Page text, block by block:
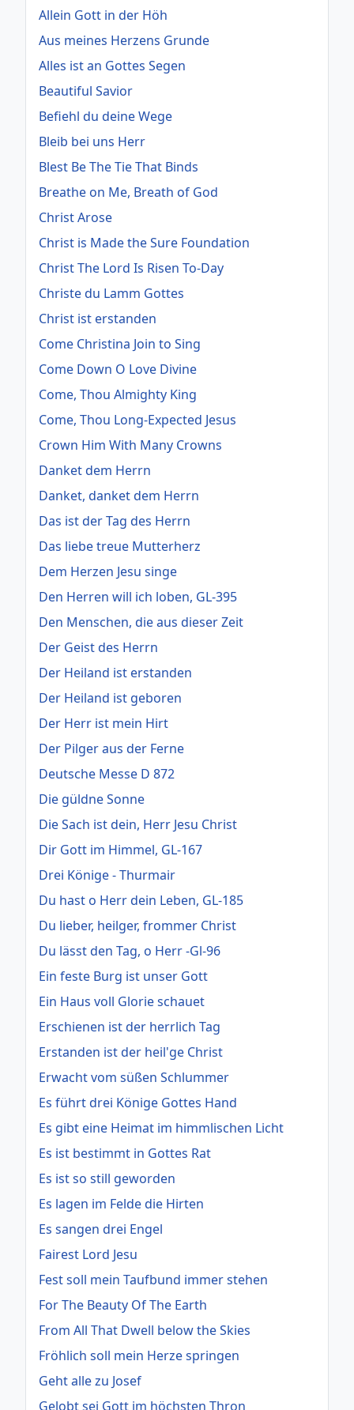
Allein Gott in der Höh
Aus meines Herzens Grunde
Alles ist an Gottes Segen
Beautiful Savior
Befiehl du deine Wege
Bleib bei uns Herr
Blest Be The Tie That Binds
Breathe on Me, Breath of God
Christ Arose
Christ is Made the Sure Foundation
Christ The Lord Is Risen To-Day
Christe du Lamm Gottes
Christ ist erstanden
Come Christina Join to Sing
Come Down O Love Divine
Come, Thou Almighty King
Come, Thou Long-Expected Jesus
Crown Him With Many Crowns
Danket dem Herrn
Danket, danket dem Herrn
Das ist der Tag des Herrn
Das liebe treue Mutterherz
Dem Herzen Jesu singe
Den Herren will ich loben, GL-395
Den Menschen, die aus dieser Zeit
Der Geist des Herrn
Der Heiland ist erstanden
Der Heiland ist geboren
Der Herr ist mein Hirt
Der Pilger aus der Ferne
Deutsche Messe D 872
Die güldne Sonne
Die Sach ist dein, Herr Jesu Christ
Dir Gott im Himmel, GL-167
Drei Könige - Thurmair
Du hast o Herr dein Leben, GL-185
Du lieber, heilger, frommer Christ
Du lässt den Tag, o Herr -Gl-96
Ein feste Burg ist unser Gott
Ein Haus voll Glorie schauet
Erschienen ist der herrlich Tag
Erstanden ist der heil'ge Christ
Erwacht vom süßen Schlummer
Es führt drei Könige Gottes Hand
Es gibt eine Heimat im himmlischen Licht
Es ist bestimmt in Gottes Rat
Es ist so still geworden
Es lagen im Felde die Hirten
Es sangen drei Engel
Fairest Lord Jesu
Fest soll mein Taufbund immer stehen
For The Beauty Of The Earth
From All That Dwell below the Skies
Fröhlich soll mein Herze springen
Geht alle zu Josef
Gelobt sei Gott im höchsten Thron